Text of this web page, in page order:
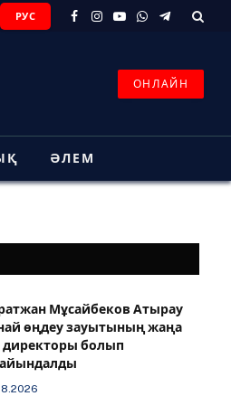
РУС
Facebook
Instagram
YouTube
WhatsApp
Telegram
ОНЛАЙН
ӘЛЕМ
Мұсайбеков Атырау
өңдеу зауытының жаңа
директоры болып